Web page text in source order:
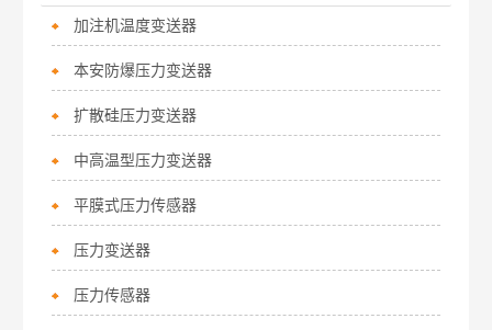
加注机温度变送器
本安防爆压力变送器
扩散硅压力变送器
中高温型压力变送器
平膜式压力传感器
压力变送器
压力传感器